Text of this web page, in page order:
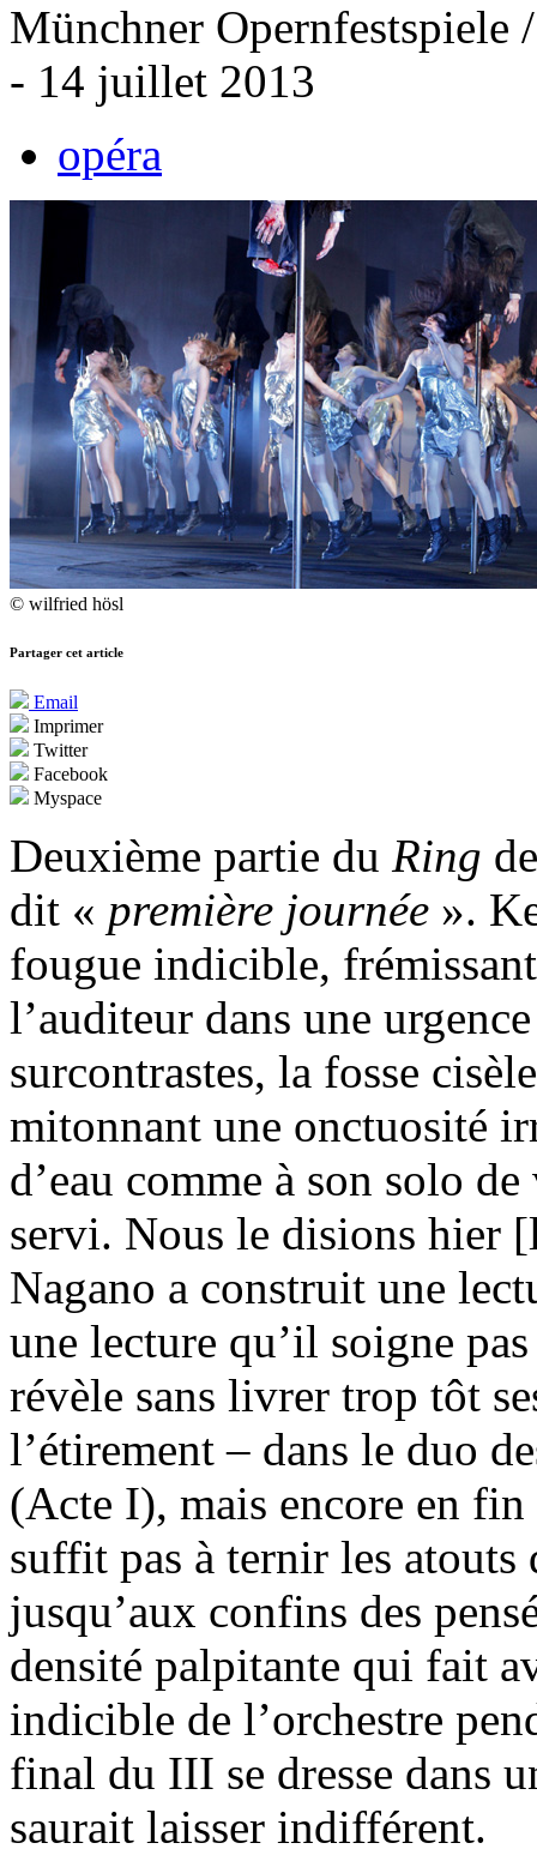
Münchner Opernfestspiele
- 14 juillet 2013
opéra
© wilfried hösl
Partager cet article
Email
Imprimer
Twitter
Facebook
Myspace
Deuxième partie du Ring
dit « première journée ».
fougue indicible,
l’auditeur dans une
surcontrastes, la fosse
mitonnant une onctuosité
d’eau comme à son solo
servi. Nous le disions hier
Nagano a construit une
une lecture qu’il soigne
révèle sans livrer trop tôt
l’étirement – dans le duo
(Acte I), mais encore en
suffit pas à ternir les
jusqu’aux confins des
densité palpitante qui fait
indicible de l’orchestre
final du III se dresse dans
saurait laisser indifférent.